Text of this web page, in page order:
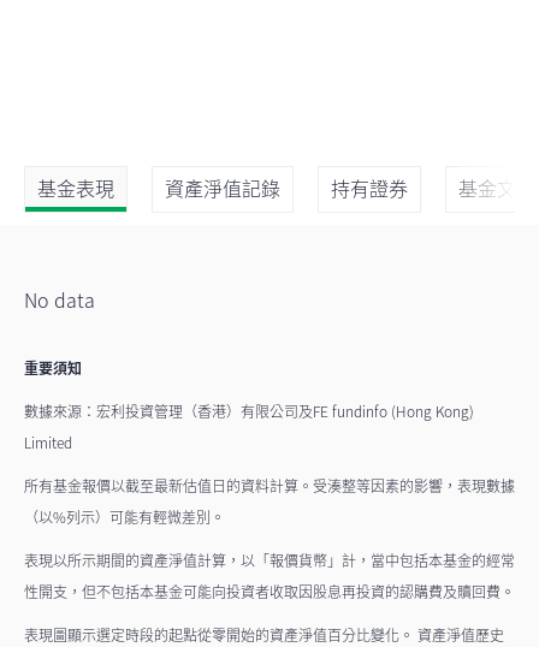
基金表現 資產淨值記錄 持有證券 基金文件
No data
重要須知
數據來源：宏利投資管理（香港）有限公司及FE fundinfo (Hong Kong)
Limited
所有基金報價以截至最新估值日的資料計算。受湊整等因素的影響，表現數據
（以%列示）可能有輕微差別。
表現以所示期間的資產淨值計算，以「報價貨幣」計，當中包括本基金的經常
性開支，但不包括本基金可能向投資者收取因股息再投資的認購費及贖回費。
表現圖顯示選定時段的起點從零開始的資產淨值百分比變化。 資產淨值歷史